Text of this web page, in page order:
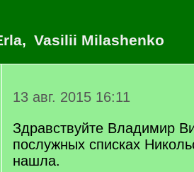
, Vasilii Milashenko
13 авг. 2015 16:11
Здравствуйте Владимир
послужных списках
нашла.